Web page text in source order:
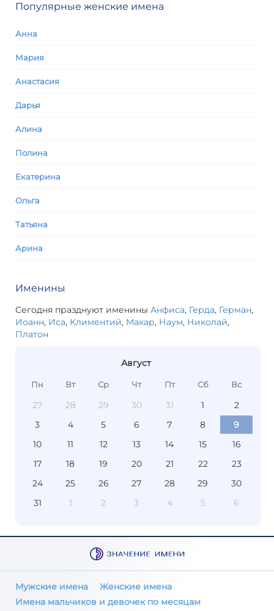
Популярные женские имена
Анна
Мария
Анастасия
Дарья
Алина
Полина
Екатерина
Ольга
Татьяна
Арина
Именины
Сегодня празднуют именины Анфиса, Герда, Герман,
Иоанн, Иса, Климентий, Макар, Наум, Николай,
Платон
Август
Пн Вт Ср Чт Пт Сб Вс
27 28 29 30 31 1
2
3
4 5 6 7 8
9
10
11 12 13 14 15
16
17
18 19 20 21 22
23
24
25 26 27 28 29
30
31
1 2 3 4 5 6
Мужские имена
Женские имена
Имена мальчиков и девочек по месяцам